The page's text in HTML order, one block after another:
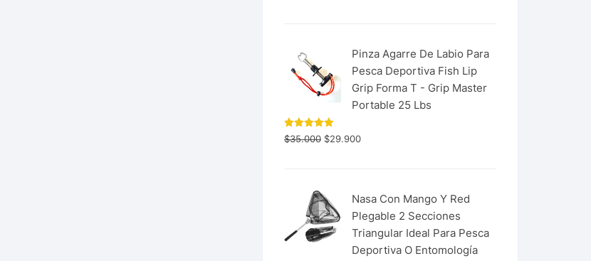
Pinza Agarre De Labio Para
Pesca Deportiva Fish Lip
Grip Forma T - Grip Master
Portable 25 Lbs
Valorado
con 5.00
$35.000 $29.900
Nasa Con Mango Y Red
Plegable 2 Secciones
Triangular Ideal Para Pesca
Deportiva O Entomología